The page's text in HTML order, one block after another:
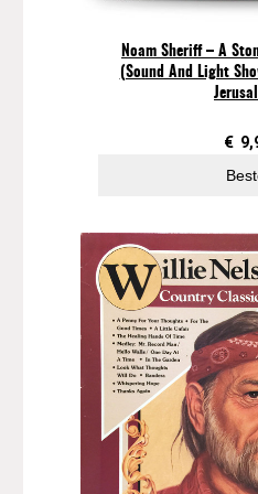
l
Noam Sheriff – A
(Sound And Light
€